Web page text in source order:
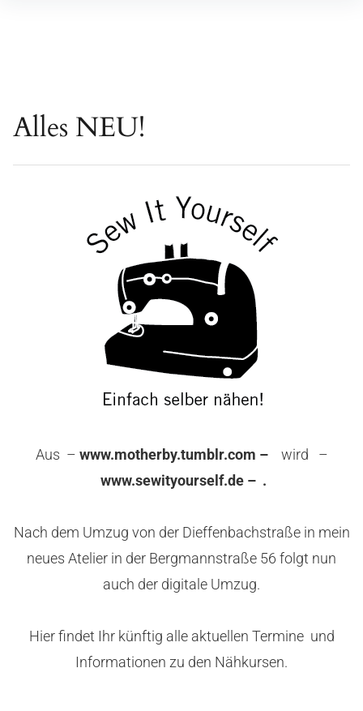
Alles NEU!
Aus – www.motherby.tumblr.com –wird –
www.sewityourself.de – .
Nach dem Umzug von der Dieffenbachstraße in mein
neues Atelier in der Bergmannstraße 56 folgt nun
auch der digitale Umzug.
Hier findet Ihr künftig alle aktuellen Termine und
Informationen zu den Nähkursen.